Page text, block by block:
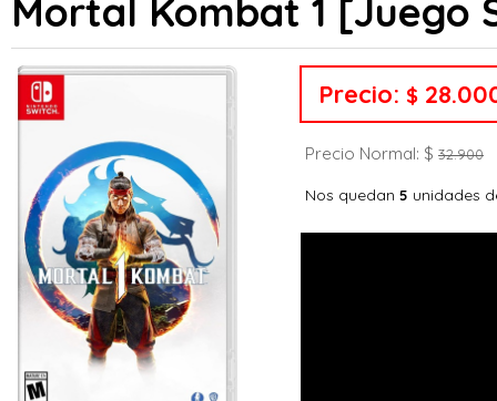
Mortal Kombat 1 [Juego
Precio: $
Precio Normal: $ 32.900
Nos quedan 5 unidades